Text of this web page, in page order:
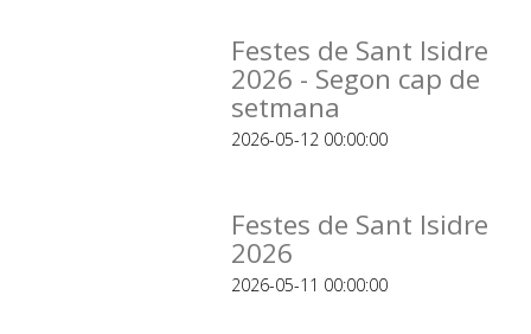
Festes de Sant Isidre
2026 - Segon cap de
setmana
2026-05-12 00:00:00
Festes de Sant Isidre
2026
2026-05-11 00:00:00